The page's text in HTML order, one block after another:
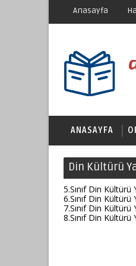
Anasayfa
ANASAYFA
Din Kültürü
5.Sınıf Din Kültürü
6.Sınıf Din Kültürü
7.Sınıf Din Kültürü
8.Sınıf Din Kültürü